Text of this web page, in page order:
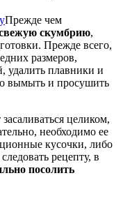
Прежде чем
скумбрию,
Прежде всего,
размеров,
удалить плавники и
вымыть и просушить
целиком,
необходимо ее
кусочки, либо
рецепту, в
посолить